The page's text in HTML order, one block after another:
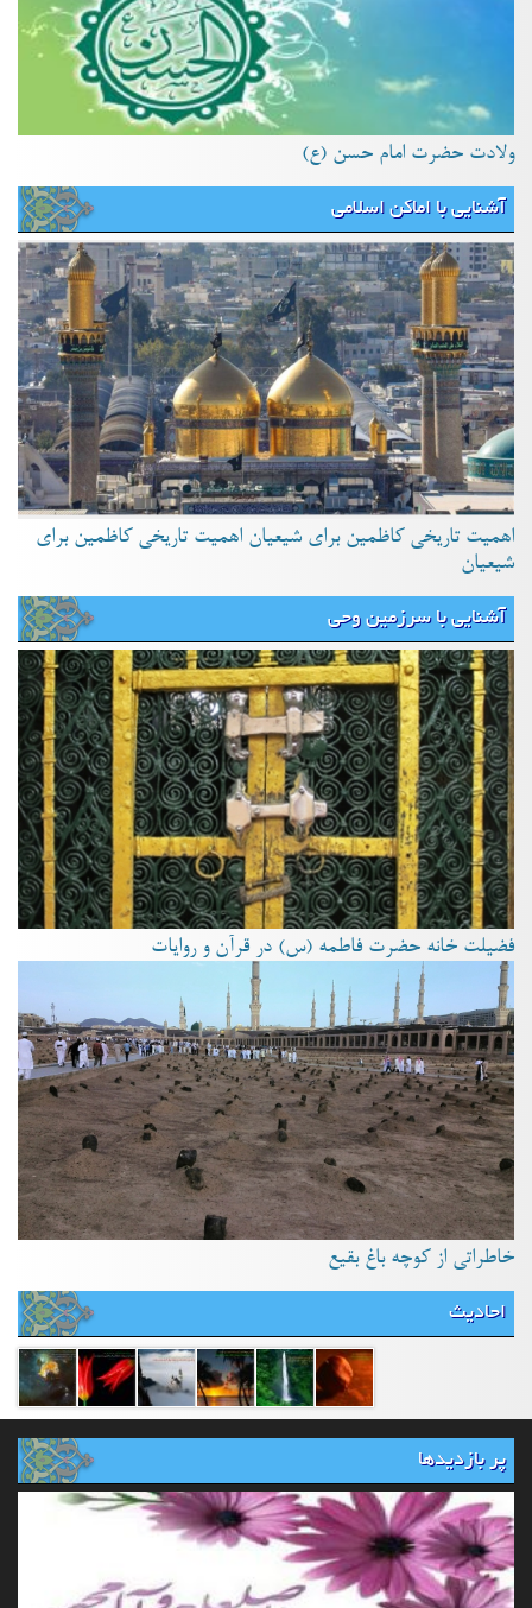
ولادت حضرت امام حسن (ع)
آشنایی با اماکن اسلامی
اهمیت تاریخی کاظمین برای شیعیان اهمیت تاریخی کاظمین برای
شیعیان
آشنایی با سرزمین وحی
فضیلت خانه حضرت فاطمه (س) در قرآن و روایات
خاطراتی از کوچه باغ بقیع
احادیث
پر بازدیدها